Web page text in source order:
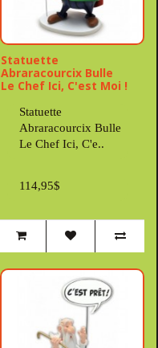
Statuette
Abraracourcix Bulle
Le Chef Ici, C'est Moi !
Statuette
Abraracourcix Bulle
Le Chef Ici, C'e..
114,95$